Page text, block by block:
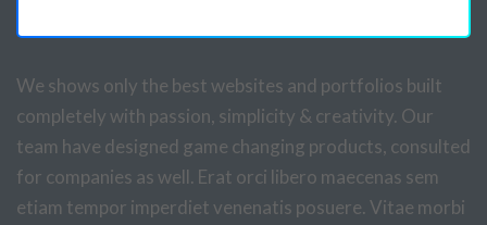
We shows only the best websites and portfolios built
completely with passion, simplicity & creativity. Our
team have designed game changing products, consulted
for companies as well. Erat orci libero maecenas sem
etiam tempor imperdiet venenatis posuere. Vitae morbi